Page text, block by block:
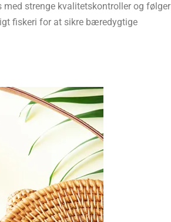
med strenge kvalitetskontroller og følger
fiskeri for at sikre bæredygtige